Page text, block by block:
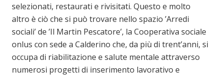
selezionati, restaurati e rivisitati. Questo e molto
altro è ciò che si può trovare nello spazio ’Arredi
sociali’ de ’Il Martin Pescatore’, la Cooperativa sociale
onlus con sede a Calderino che, da più di trent’anni, si
occupa di riabilitazione e salute mentale attraverso
numerosi progetti di inserimento lavorativo e